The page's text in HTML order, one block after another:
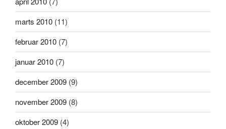
marts 2010 (11)
februar 2010 (7)
januar 2010 (7)
december 2009 (9)
november 2009 (8)
oktober 2009 (4)